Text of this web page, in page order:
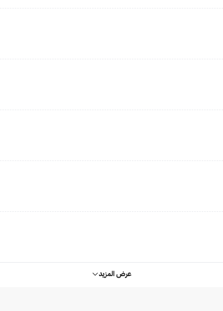
عرض المزيد